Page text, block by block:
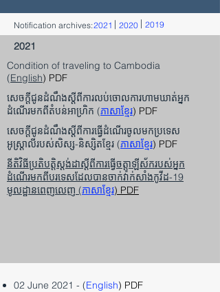
Notification archives: 2019
| 2020 |
2021
2021
Condition of traveling to Cambodia
(English) PDF
សេចក្តីជូនដំណឹងស្តីពីការលប់ចោលការហាមឃាត់អ្នក
ដំណើរមកពីតំបន់អាហ្រិក (ភាសាខ្មែរ) PDF
សេចក្តីជូនដំណឹងស្តីពីការធ្វើដំណើរចូលមកប្រទេស
អូស្រ្តាលីរបស់សិស្ស-និស្សិតខ្មែរ (ភាសាខ្មែរ) PDF
នីតិវិធីប្រតិបត្តិស្តង់ដាស្តីពីការធ្វើចត្តាឡីស័ករបស់អ្នក
ដំណើរមកពីបរទេសដែលបានចាក់វ៉ាក់សាំងកូវីដ-19
មូលដ្ឋានពេញលេញ (ភាសាខ្មែរ) PDF
02 June 2021 - (English) PDF